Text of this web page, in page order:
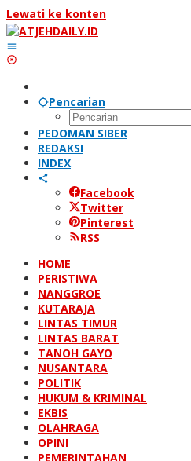
Lewati ke konten
Pencarian
PEDOMAN SIBER
REDAKSI
INDEX
Facebook
Twitter
Pinterest
RSS
HOME
PERISTIWA
NANGGROE
KUTARAJA
LINTAS TIMUR
LINTAS BARAT
TANOH GAYO
NUSANTARA
POLITIK
HUKUM & KRIMINAL
EKBIS
OLAHRAGA
OPINI
PEMERINTAHAN